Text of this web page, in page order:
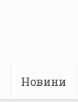
Новини